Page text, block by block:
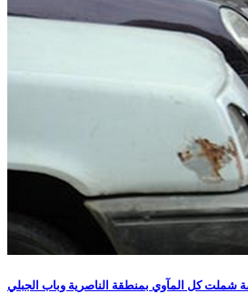
كل المآوي بمنطقة الناصرية وباب الجبلي